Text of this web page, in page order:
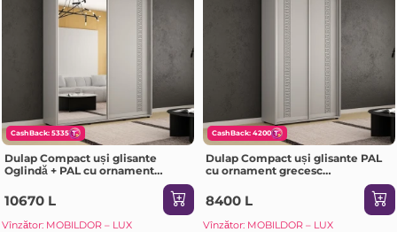
CashBack: 5335
Dulap Compact uși glisante
Oglindă + PAL cu ornament
grecesc (190x45x230H cm) Grey
10670 L
Vînzător: MOBILDOR – LUX
CashBack: 4200
Dulap Compact uși glisante PAL
cu ornament grecesc
8400 L
Vînzător: MOBILDOR – LUX